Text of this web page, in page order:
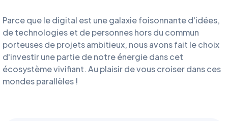
Parce que le digital est une galaxie foisonnante d'idées,
de technologies et de personnes hors du commun
porteuses de projets ambitieux, nous avons fait le choix
d'investir une partie de notre énergie dans cet
écosystème vivifiant. Au plaisir de vous croiser dans ces
mondes parallèles !